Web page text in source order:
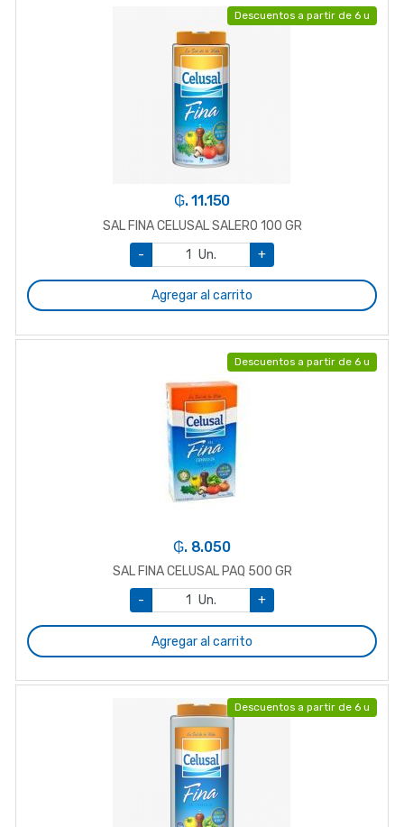
Descuentos a partir de 6 u
₲. 11.150
SAL FINA CELUSAL SALERO 100 GR
-
Un. +
Agregar al carrito
Descuentos a partir de 6 u
₲. 8.050
SAL FINA CELUSAL PAQ 500 GR
-
Un. +
Agregar al carrito
Descuentos a partir de 6 u